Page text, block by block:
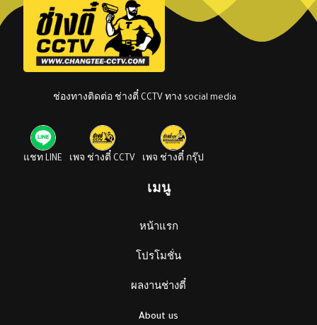
ช่องทางติดต่อ ช่างตี๋ CCTV ทาง social media
แชท LINE เพจ ช่างตี๋ CCTV เพจ ช่างตี๋ กรุ๊ป
เมนู
หน้าแรก
โปรโมชั่น
ผลงานช่างตี๋
About us